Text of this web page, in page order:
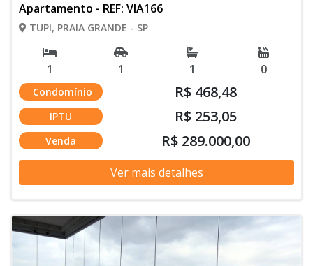
Apartamento - REF: VIA166
TUPI, PRAIA GRANDE - SP
1 1 1 0
Condomínio R$ 468,48
IPTU R$ 253,05
Venda R$ 289.000,00
Ver mais detalhes